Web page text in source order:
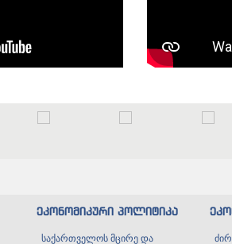
ეკონომიკური პოლიტიკა
საქართველოს მცირე და